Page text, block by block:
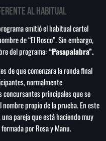
de lechugas con
entidades y ocho
Juegos
del Caribe con 407
al habitual
emitió el habitual cartel
de “El Rosco”. Sin embargo,
del programa:“Pasapalabra”.
de que comenzara la ronda final
normalmente
concursantes principales que se
propio de la prueba. En este
pareja que está haciendo muy
por Rosa y Manu.